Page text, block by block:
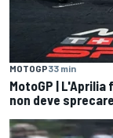
MOTOGP33 min
MotoGP |
non deve